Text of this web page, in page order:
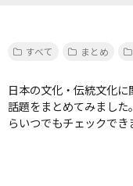
すべて
まとめ
日本の文化・伝統文化
話題をまとめてみまし
らいつでもチェックでき